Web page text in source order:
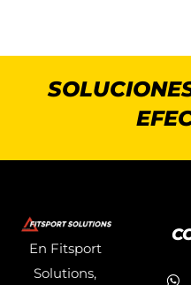
En Fitsport
Solutions,